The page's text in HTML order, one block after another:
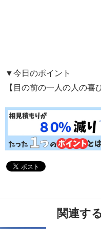
▼今日のポイント
【目の前の一人の人の喜
関連す